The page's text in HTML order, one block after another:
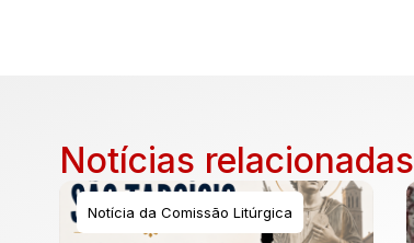
Notícias relacionadas
Notícia da Comissão Litúrgica